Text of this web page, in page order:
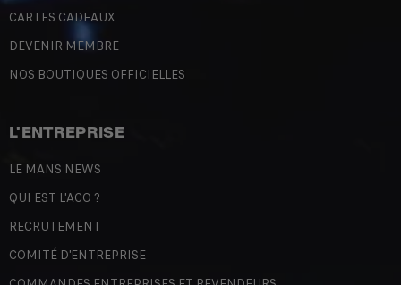
CARTES CADEAUX
DEVENIR MEMBRE
NOS BOUTIQUES OFFICIELLES
L'ENTREPRISE
LE MANS NEWS
QUI EST L'ACO ?
RECRUTEMENT
COMITÉ D'ENTREPRISE